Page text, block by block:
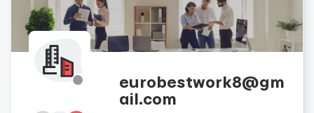
eurobestwork8@gm
ail.com